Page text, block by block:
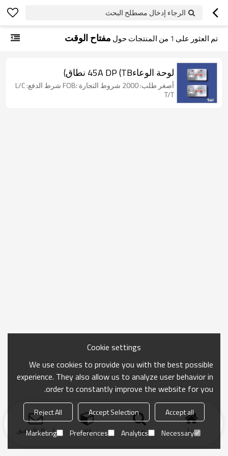
الرجاء إدخال مصطلح البحث
تم العثور على 1 من المنتجات حول مفتاح الوقت
لوحة الوعاء45A DP (TB نطاق)
أصغر طلب: 2000 شروط التجارة :FOB شرط الدفع: L/C
T/T
منزل بحث فئة ارسال التحقيق
Cookie settings
We use cookies to provide you with the best possible
experience. They also allow us to analyze user behavior in
order to constantly improve the website for you.
Accept all
Accept Selection
Reject All
Necessary
Analytics
Preferences
Marketing